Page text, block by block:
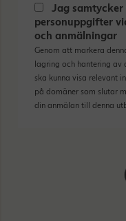
Jag
personuppgifter
och anmälningar
Genom att markera
lagring och hantering
ska kunna visa relevant
på domäner som slutar
din anmälan till denna